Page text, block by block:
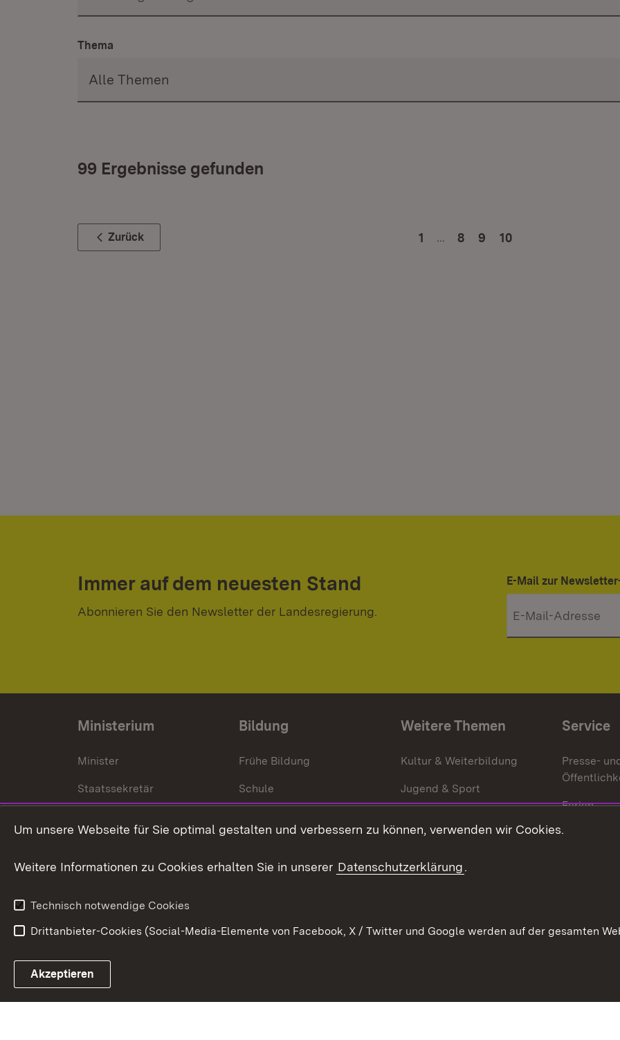
Thema
99 Ergebnisse gefunden
Zurück 1 Zur Seite
8 Zur Seite
9 Zur Seite
10
Immer auf dem neuesten Stand
Abonnieren Sie den Newsletter der Landesregierung.
E-Mail zur
Ministerium
Minister
Staatssekretär
Anfahrt und Kontakt
Bildung
Frühe Bildung
Schule
Weitere Themen
Kultur & Weiterbildung
Jugend & Sport
Service
Presse-
Ferien
Stellen
Link zum Landesportal
Um unsere Webseite für Sie optimal gestalten und verbessern zu können, verwenden wir Cookies.
Weitere Informationen zu Cookies erhalten Sie in unserer Datenschutzerklärung.
Technisch notwendige Cookies
Drittanbieter-Cookies (Social-Media-Elemente von Facebook, X / Twitter und Google werden auf der gesamten
Akzeptieren